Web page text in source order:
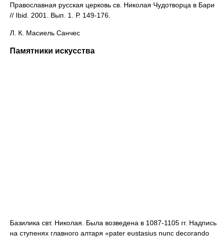
Православная русская церковь св. Николая Чудотворца в Бари
// Ibid. 2001. Вып. 1. Р. 149-176.
Л. К. Масиель Санчес
Памятники искусства
Базилика свт. Николая. Была возведена в 1087-1105 гг. Надпись
на ступенях главного алтаря «pater eustasius nunc decorando